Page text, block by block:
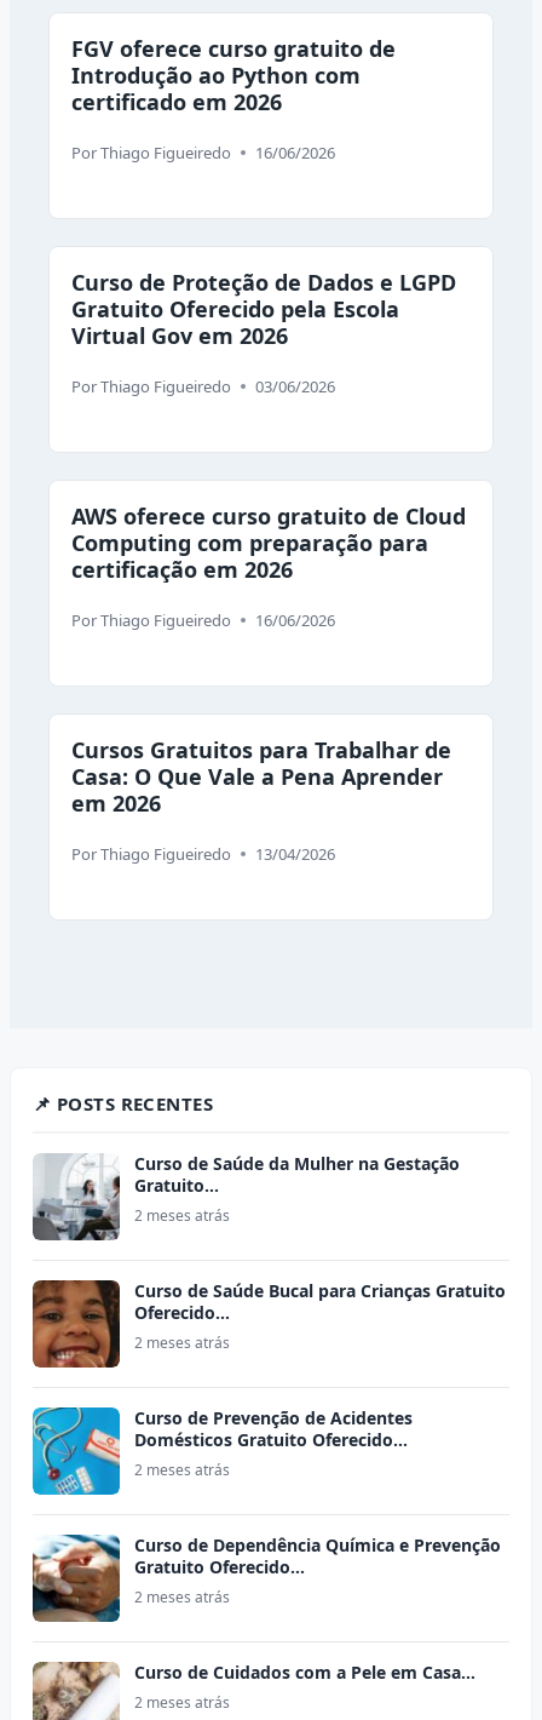
FGV oferece curso gratuito de
Introdução ao Python com
certificado em 2026
PorThiago Figueiredo 16/06/2026
Curso de Proteção de Dados e LGPD
Gratuito Oferecido pela Escola
Virtual Gov em 2026
PorThiago Figueiredo 03/06/2026
AWS oferece curso gratuito de Cloud
Computing com preparação para
certificação em 2026
PorThiago Figueiredo 16/06/2026
Cursos Gratuitos para Trabalhar de
Casa: O Que Vale a Pena Aprender
em 2026
PorThiago Figueiredo 13/04/2026
📌 POSTS RECENTES
Curso de Saúde da Mulher na Gestação
Gratuito…
2 meses atrás
Curso de Saúde Bucal para Crianças Gratuito
Oferecido…
2 meses atrás
Curso de Prevenção de Acidentes
Domésticos Gratuito Oferecido…
2 meses atrás
Curso de Dependência Química e Prevenção
Gratuito Oferecido…
2 meses atrás
Curso de Cuidados com a Pele em Casa…
2 meses atrás